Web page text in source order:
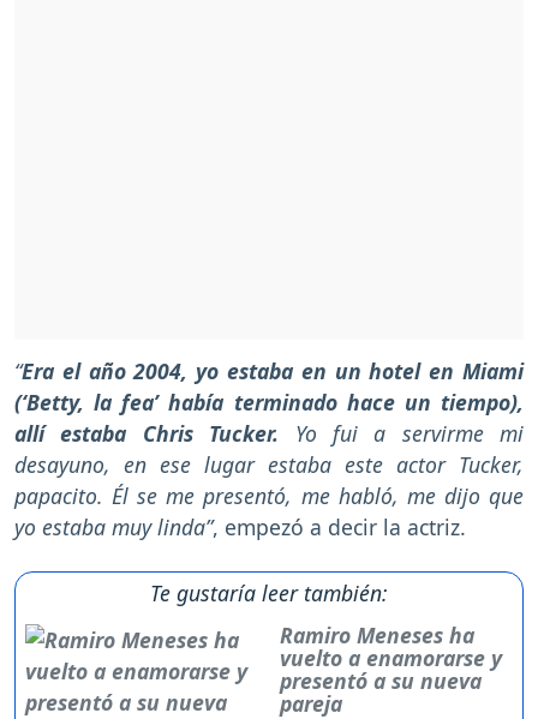
“Era el año 2004, yo estaba en un hotel en Miami
(‘Betty, la fea’ había terminado hace un tiempo),
allí estaba Chris Tucker. Yo fui a servirme mi
desayuno, en ese lugar estaba este actor Tucker,
papacito. Él se me presentó, me habló, me dijo que
yo estaba muy linda”, empezó a decir la actriz.
Te gustaría leer también:
Ramiro Meneses ha
vuelto a enamorarse y
presentó a su nueva
pareja